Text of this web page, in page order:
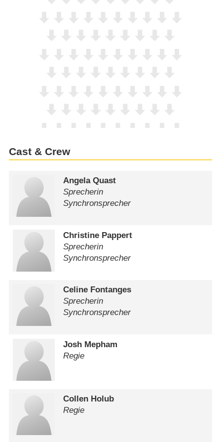
Cast & Crew
Angela Quast
Sprecherin
Synchronsprecher
Christine Pappert
Sprecherin
Synchronsprecher
Celine Fontanges
Sprecherin
Synchronsprecher
Josh Mepham
Regie
Collen Holub
Regie